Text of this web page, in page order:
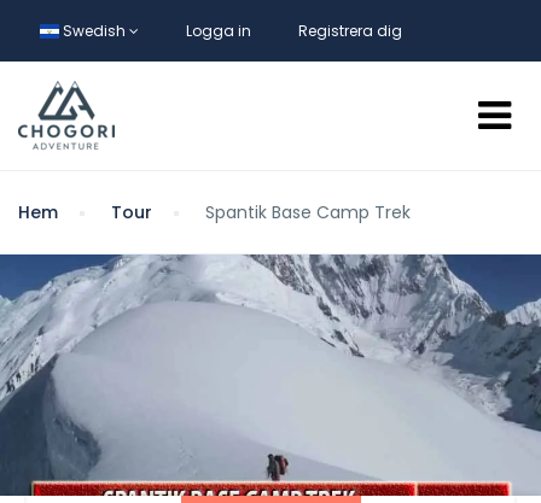
Swedish Logga in Registrera dig
Hem Tour Spantik Base Camp Trek